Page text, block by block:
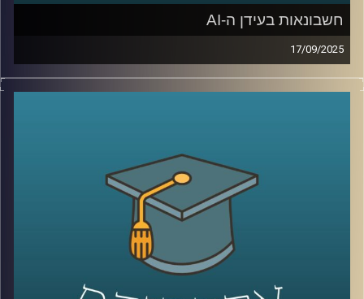
חשבונאות בעידן ה-AI
17/09/2025
כולנו מרגישים איך ה-AI משנה מקצועות מבפנים, אבל מה
קורה כשהוא נוגע בליבת שפת העסקים, החשבונאות: היום
וראש מכון הפניקס לחקר שוק ההון.
נדבר על Dr. IFRS ככלי שמתרגם תקנים לתשובות מהירות
ומדויקות, על האופן שבו ה-AI משנה את תפקידי רואי החשבון
ומנהלי הכספים. נצלול למטרות המכון החדש, מחקר יישומי
שמחבר אקדמיה ושוק ההון, פיתוח סטנדרטים לבקרה על
מודלים, והכשרת דור מקצועי שמבין נתונים וטכנולוגיה. נשאל
איך סטודנטים צריכים להתכונן כבר עכשיו, ואיך שוק העבודה
יתאים את ההכשרות, הגיוס והקריירה לעידן החדש.